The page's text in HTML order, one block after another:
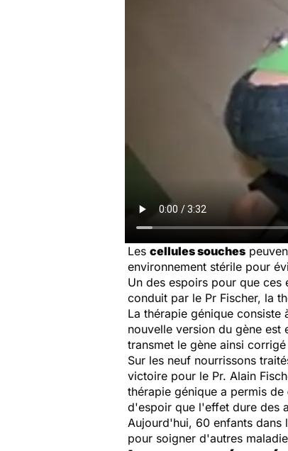
Les cellules souches
environnement stérile pour
Un des espoirs pour que ces
conduit par le Pr Fischer, la
La thérapie génique
nouvelle version du gène est
transmet le gène ainsi
Sur les neuf nourrissons
victoire pour le Pr. Alain
thérapie génique a permis de
d'espoir que l'effet dure des
Aujourd'hui, 60 enfants dans
pour soigner d'autres